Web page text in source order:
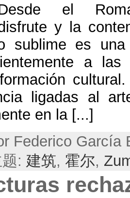
el
y la
sublime es una
a las
ligadas al
en la[...]
Federico García
: 建筑, 霍尔,